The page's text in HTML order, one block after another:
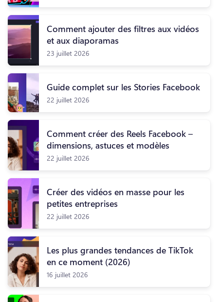
Comment ajouter des filtres aux vidéos
et aux diaporamas
23 juillet 2026
Guide complet sur les Stories Facebook
22 juillet 2026
Comment créer des Reels Facebook –
dimensions, astuces et modèles
22 juillet 2026
Créer des vidéos en masse pour les
petites entreprises
22 juillet 2026
Les plus grandes tendances de TikTok
en ce moment (2026)
16 juillet 2026